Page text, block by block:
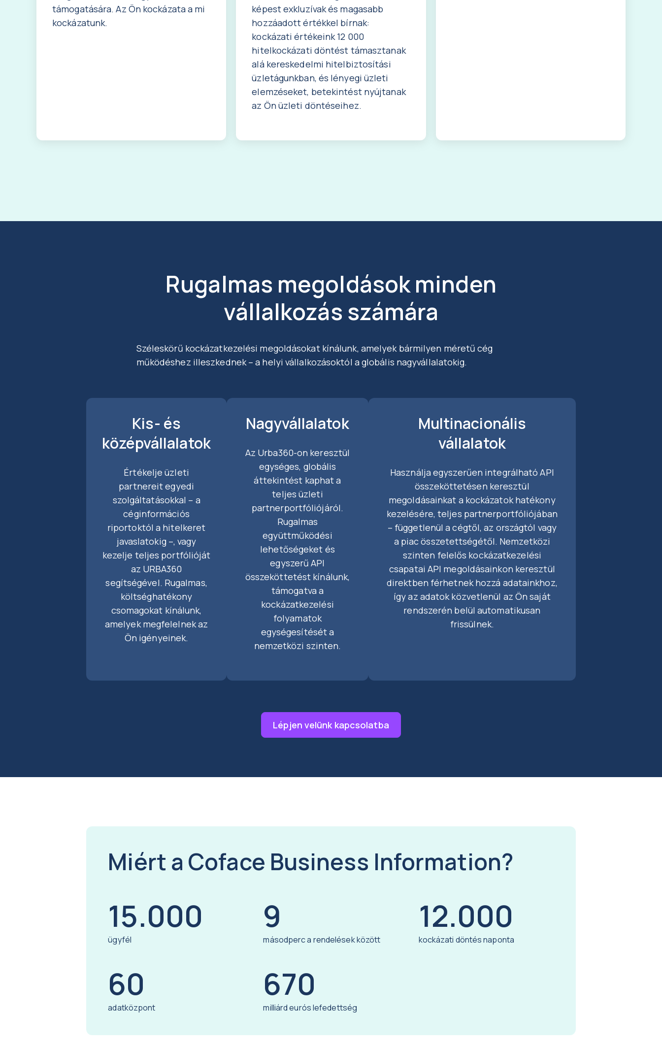
támogatására. Az Ön kockázata a mi
kockázatunk.
képest exkluzívak és magasabb
hozzáadott értékkel bírnak:
kockázati értékeink 12 000
hitelkockázati döntést támasztanak
alá kereskedelmi hitelbiztosítási
üzletágunkban, és lényegi üzleti
elemzéseket, betekintést nyújtanak
az Ön üzleti döntéseihez.
Rugalmas megoldások minden
vállalkozás számára
Széleskörű kockázatkezelési megoldásokat kínálunk, amelyek bármilyen méretű cég
működéshez illeszkednek – a helyi vállalkozásoktól a globális nagyvállalatokig.
Kis- és
középvállalatok
Értékelje üzleti
partnereit egyedi
szolgáltatásokkal – a
céginformációs
riportoktól a hitelkeret
javaslatokig –, vagy
kezelje teljes portfólióját
az URBA360
segítségével. Rugalmas,
költséghatékony
csomagokat kínálunk,
amelyek megfelelnek az
Ön igényeinek.
Nagyvállalatok
Az Urba360-on keresztül
egységes, globális
áttekintést kaphat a
teljes üzleti
partnerportfóliójáról.
Rugalmas
együttműködési
lehetőségeket és
egyszerű API
összeköttetést kínálunk,
támogatva a
kockázatkezelési
folyamatok
egységesítését a
nemzetközi szinten.
Multinacionális
vállalatok
Használja egyszerűen integrálható API
összeköttetésen keresztül
megoldásainkat a kockázatok hatékony
kezelésére, teljes partnerportfóliójában
– függetlenül a cégtől, az országtól vagy
a piac összetettségétől. Nemzetközi
szinten felelős kockázatkezelési
csapatai API megoldásainkon keresztül
direktben férhetnek hozzá adatainkhoz,
így az adatok közvetlenül az Ön saját
rendszerén belül automatikusan
frissülnek.
Lépjen velünk kapcsolatba
Miért a Coface Business Information?
15.000
ügyfél
9
másodperc a rendelések között
12.000
kockázati döntés naponta
60
adatközpont
670
milliárd eurós lefedettség